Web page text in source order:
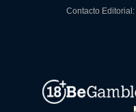
Contacto Editorial: